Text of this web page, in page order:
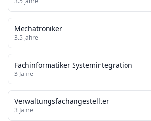
Mechatroniker
3.5 Jahre
Fachinformatiker Systemintegration
3 Jahre
Verwaltungsfachangestellter
3 Jahre